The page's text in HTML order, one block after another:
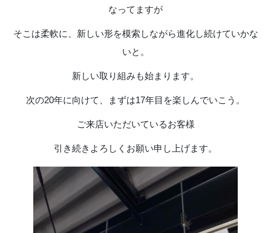
なってますが
そこは柔軟に、新しい形を模索しながら進化し続けていかな
いと。
新しい取り組みも始まります。
次の20年に向けて、まずは17年目を楽しんでいこう。
ご来店いただいているお客様
引き続きよろしくお願い申し上げます。